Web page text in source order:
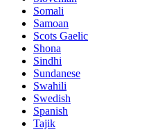
Somali
Samoan
Scots Gaelic
Shona
Sindhi
Sundanese
Swahili
Swedish
Spanish
Tajik